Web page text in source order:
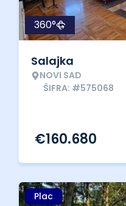
360°
Salajka
NOVI SAD
ŠIFRA: #575068
€160.680
Plac